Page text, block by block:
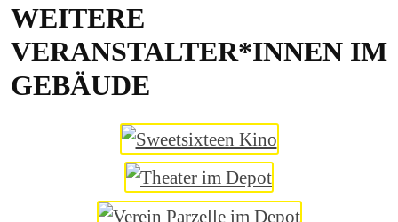
WEITERE
VERANSTALTER*INNEN IM
GEBÄUDE